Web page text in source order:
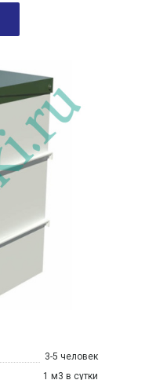
3-5 человек
1 м3 в сутки